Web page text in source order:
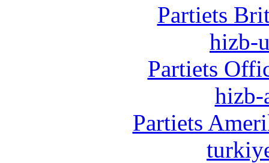
Partiets
hizb-
Partiets
hizb-
Partiets